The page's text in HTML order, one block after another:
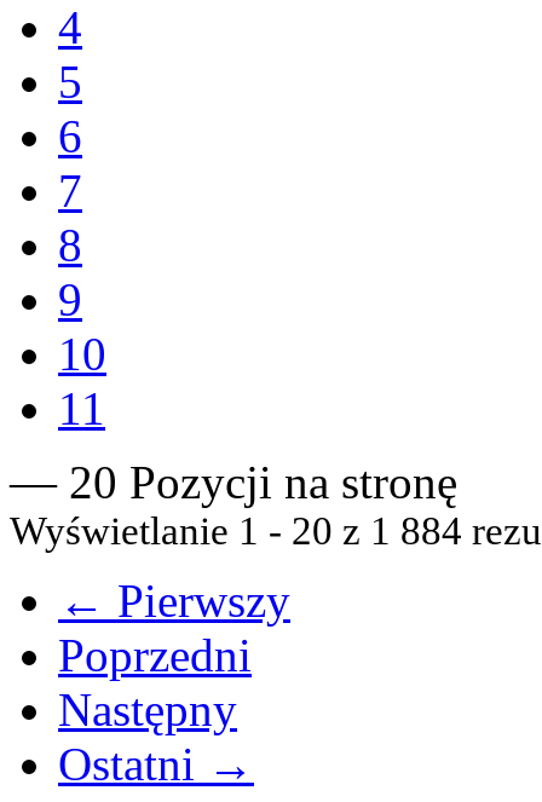
4
5
6
7
8
9
10
11
— 20 Pozycji na stronę
Wyświetlanie 1 - 20 z 1 884
← Pierwszy
Poprzedni
Następny
Ostatni →